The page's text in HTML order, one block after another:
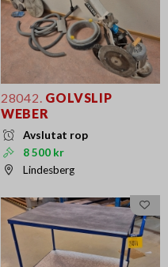
28042. GOLVSLIP
WEBER
Avslutat rop
8 500 kr
Lindesberg